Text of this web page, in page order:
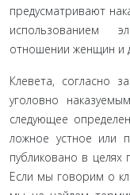
предусматривают
использованием
отношении женщин и
Клевета, согласно
уголовно
следующее
ложное устное или
публиковано в целях
Если мы говорим о